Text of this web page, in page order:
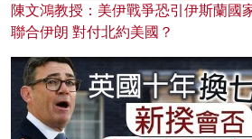
陳文鴻教授：美伊戰爭恐引伊斯蘭國
聯合伊朗 對付北約美國？